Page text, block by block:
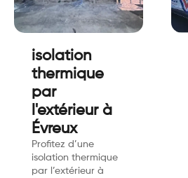
isolation
thermique
par
l'extérieur à
Évreux
Profitez d’une
isolation thermique
par l’extérieur à